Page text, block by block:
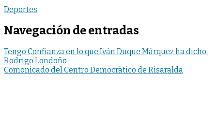
Deportes
Navegación de entradas
Tengo Confianza en lo que Ivàn Duque Màrquez ha dicho:
Rodrigo Londoño
Comonicado del Centro Democràtico de Risaralda